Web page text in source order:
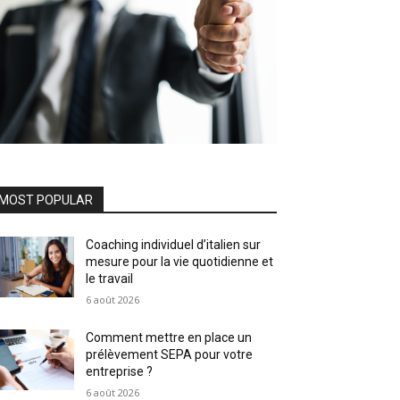
POPULAR
Coaching individuel d’italien sur
mesure pour la vie quotidienne et
le travail
6 août 2026
Comment mettre en place un
prélèvement SEPA pour votre
entreprise ?
6 août 2026